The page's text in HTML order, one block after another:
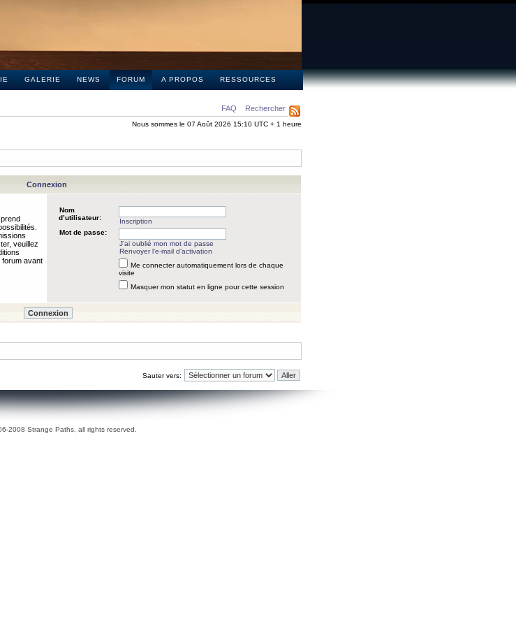
GALERIE NEWS FORUM A PROPOS RESSOURCES
FAQ Rechercher
Nous sommes le 07 Août 2026 15:10 UTC + 1 heure
Connexion
veuillez
forum avant
Nom
d’utilisateur:
Inscription
Mot de passe:
J’ai oublié mon mot de passe
Renvoyer l’e-mail d’activation
Me connecter automatiquement lors de chaque
visite
Masquer mon statut en ligne pour cette session
Sauter vers:
2008 Strange Paths, all rights reserved.